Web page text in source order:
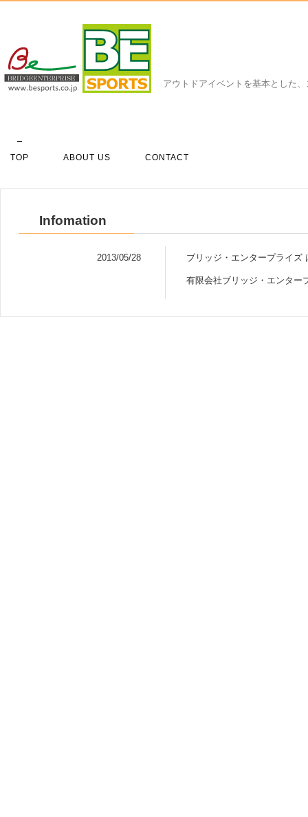
アウトドアイベントを基本とした、
TOP ABOUT US CONTACT
Infomation
2013/05/28 ブリッジ・エンタープライズ
有限会社ブリッジ・エンタ